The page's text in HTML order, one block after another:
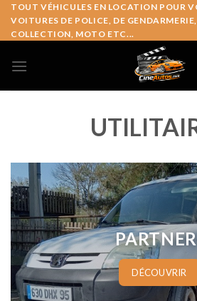
Skip
content
TOUT VÉHICULES EN LOCATION POUR
VOITURES DE POLICE, DE
COLLECTION, MOTO ETC...
DÉCOUVRIR